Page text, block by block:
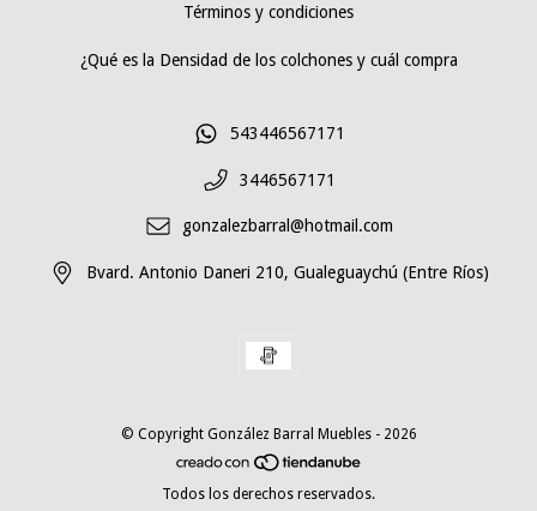
Términos y condiciones
¿Qué es la Densidad de los colchones y cuál compra
543446567171
3446567171
gonzalezbarral@hotmail.com
Bvard. Antonio Daneri 210, Gualeguaychú (Entre Ríos)
© Copyright González Barral Muebles - 2026
Todos los derechos reservados.